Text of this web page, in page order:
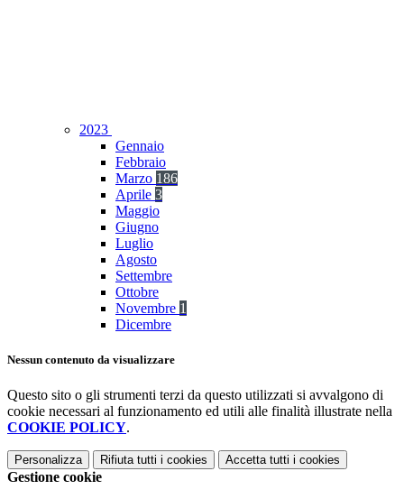
2023
Gennaio
Febbraio
Marzo 186
Aprile 3
Maggio
Giugno
Luglio
Agosto
Settembre
Ottobre
Novembre 1
Dicembre
Nessun contenuto da visualizzare
Questo sito o gli strumenti terzi da questo utilizzati si avvalgono di
cookie necessari al funzionamento ed utili alle finalità illustrate nella
COOKIE POLICY.
Personalizza Rifiuta tutti i cookies Accetta tutti i cookies
Gestione cookie